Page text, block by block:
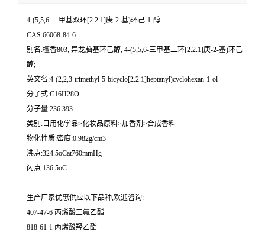
4-(5,5,6-三甲基双环[2.2.1]庚-2-基)环己-1-醇
CAS:66068-84-6
别名:檀香803; 异龙脑基环己醇; 4-(5,5,6-三甲基二环[2.2.1]庚-2-基)环己
醇;
英文名:4-(2,2,3-trimethyl-5-bicyclo[2.2.1]heptanyl)cyclohexan-1-ol
分子式:C16H28O
分子量:236.393
类别:日用化学品>化妆品原料>加香剂>合成香料
物化性质:密度:0.982g/cm3
沸点:324.5oCat760mmHg
闪点:136.5oC
生产厂家优惠供应以下品种,欢迎咨询:
407-47-6 丙烯酸三氟乙酯
818-61-1 丙烯酸羟乙酯